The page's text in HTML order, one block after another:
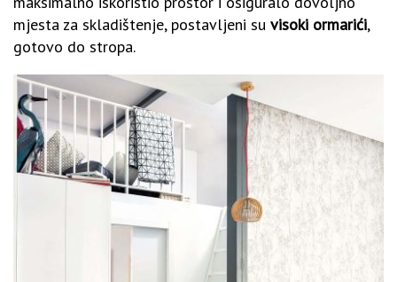
mjesta za skladištenje, postavljeni su visoki ormarići,
gotovo do stropa.